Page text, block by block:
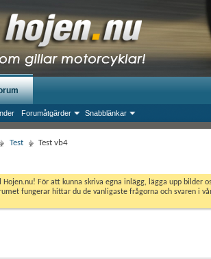
Forumåtgärder Snabblänkar
Test Test vb4
Hojen.nu! För att kunna skriva egna inlägg, lägga upp
fungerar hittar du de vanligaste frågorna och svaren i